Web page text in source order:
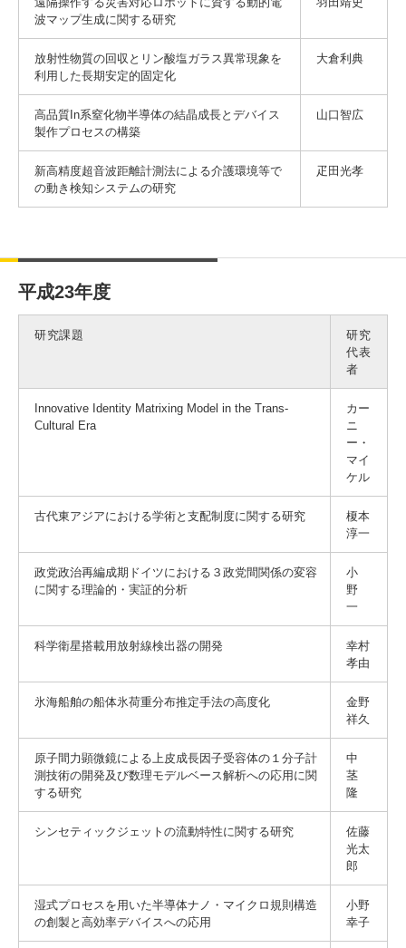
波マップ生成に関する研究
放射性物質の回収とリン酸塩ガラス異常現象を
利用した長期安定的固定化
大倉利典
高品質In系窒化物半導体の結晶成長とデバイス
製作プロセスの構築
山口智広
新高精度超音波距離計測法による介護環境等で
の動き検知システムの研究
疋田光孝
平成23年度
研究課題
研究
代表
者
Innovative Identity Matrixing Model in the Trans-
Cultural Era
カー
ニ
ー・
マイ
ケル
古代東アジアにおける学術と支配制度に関する研究
榎本
淳一
政党政治再編成期ドイツにおける３政党間関係の変容
に関する理論的・実証的分析
小
野
一
科学衛星搭載用放射線検出器の開発
幸村
孝由
氷海船舶の船体氷荷重分布推定手法の高度化
金野
祥久
原子間力顕微鏡による上皮成長因子受容体の１分子計
測技術の開発及び数理モデルベース解析への応用に関
する研究
中
茎
隆
シンセティックジェットの流動特性に関する研究
佐藤
光太
郎
湿式プロセスを用いた半導体ナノ・マイクロ規則構造
の創製と高効率デバイスへの応用
小野
幸子